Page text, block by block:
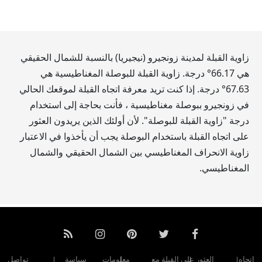
زاوية القبلة لمدينة زونجيرو (نيجيريا) بالنسبة للشمال الحقيقي
هي66.17° درجة. زاوية القبلة للبوصلة المغناطيسية هي
67.63° درجة. إذا كنت تريد معرفة اتجاه القبلة لموقعك الحالي
في زونجيرو ببوصلة مغناطيسية ، فأنت بحاجة إلى استخدام
درجة "زاوية القبلة للبوصلة". لأن أولئك الذين يريدون العثور
على اتجاه القبلة باستخدام البوصلة يجب أن يأخذوا في الاعتبار
زاوية الانحراف المغناطيسي بين الشمال الحقيقي والشمال
المغناطيسي.
اتجاه العثور على القبلة مع معلومات سياسة تواصل